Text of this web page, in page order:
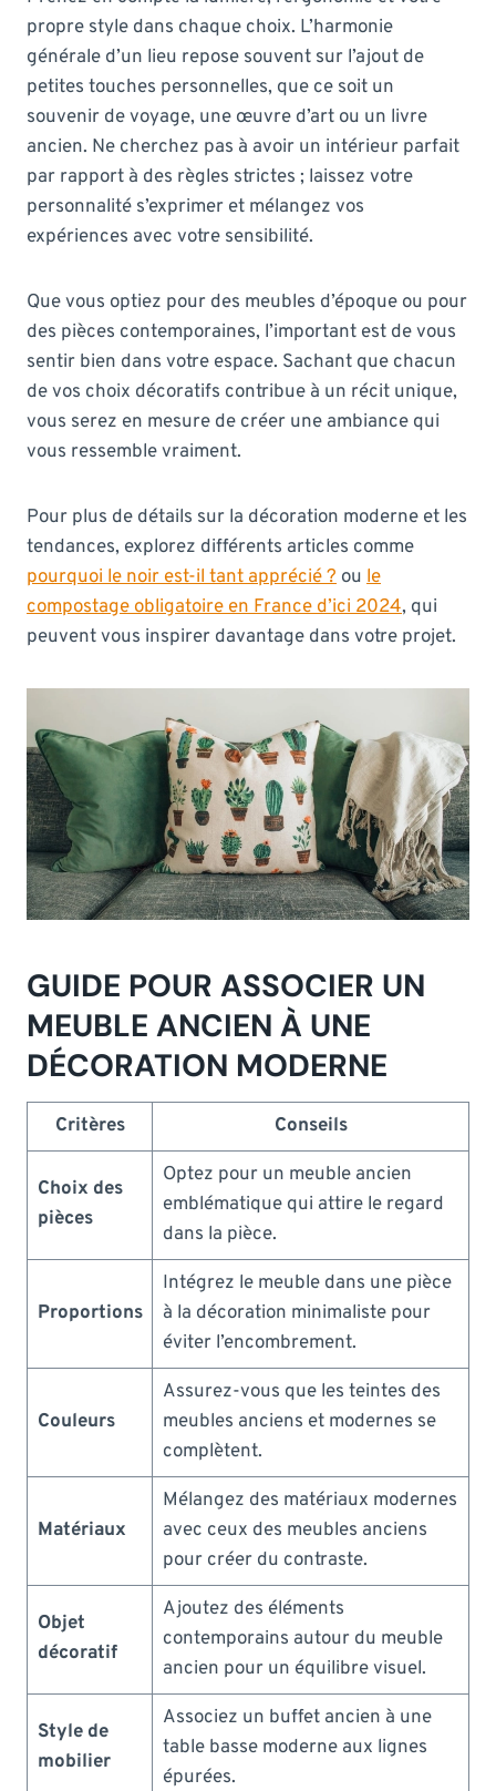
propre style dans chaque choix. L’harmonie
générale d’un lieu repose souvent sur l’ajout de
petites touches personnelles, que ce soit un
souvenir de voyage, une œuvre d’art ou un livre
ancien. Ne cherchez pas à avoir un intérieur parfait
par rapport à des règles strictes ; laissez votre
personnalité s’exprimer et mélangez vos
expériences avec votre sensibilité.
Que vous optiez pour des meubles d’époque ou pour
des pièces contemporaines, l’important est de vous
sentir bien dans votre espace. Sachant que chacun
de vos choix décoratifs contribue à un récit unique,
vous serez en mesure de créer une ambiance qui
vous ressemble vraiment.
Pour plus de détails sur la décoration moderne et les
tendances, explorez différents articles comme
pourquoi le noir est-il tant apprécié ? ou le
compostage obligatoire en France d’ici 2024, qui
peuvent vous inspirer davantage dans votre projet.
GUIDE POUR ASSOCIER UN
MEUBLE ANCIEN À UNE
DÉCORATION MODERNE
Critères Conseils
Choix des
pièces
Optez pour un meuble ancien
emblématique qui attire le regard
dans la pièce.
Proportions
Intégrez le meuble dans une pièce
à la décoration minimaliste pour
éviter l’encombrement.
Couleurs
Assurez-vous que les teintes des
meubles anciens et modernes se
complètent.
Matériaux
Mélangez des matériaux modernes
avec ceux des meubles anciens
pour créer du contraste.
Objet
décoratif
Ajoutez des éléments
contemporains autour du meuble
ancien pour un équilibre visuel.
Style de
mobilier
Associez un buffet ancien à une
table basse moderne aux lignes
épurées.